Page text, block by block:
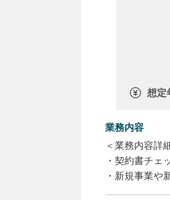
想定
業務内容
＜業務内容詳
・契約書チェ
・新規事業や